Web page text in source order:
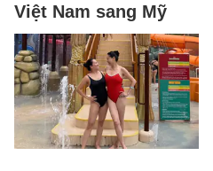
Việt Nam sang Mỹ